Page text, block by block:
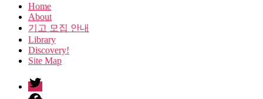
Home
About
기고 모집 안내
Library
Discovery!
Site Map
twitter
facebook